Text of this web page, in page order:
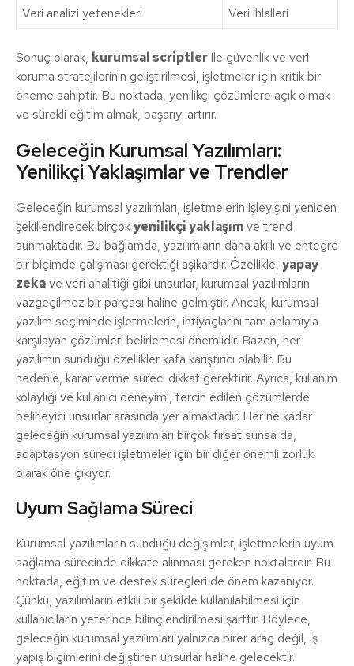
Veri analizi yetenekleri
Veri ihlalleri
Sonuç olarak, kurumsal scriptlerile güvenlik ve veri
koruma stratejilerinin geliştirilmesi, işletmeler için kritik bir
öneme sahiptir. Bu noktada, yenilikçi çözümlere açık olmak
ve sürekli eğitim almak, başarıyı artırır.
Geleceğin Kurumsal Yazılımları:
Yenilikçi Yaklaşımlar ve Trendler
Geleceğin kurumsal yazılımları, işletmelerin işleyişini yeniden
şekillendirecek birçokyenilikçi yaklaşımve trend
sunmaktadır. Bu bağlamda, yazılımların daha akıllı ve entegre
bir biçimde çalışması gerektiği aşikardır. Özellikle, yapay
zekave veri analitiği gibi unsurlar, kurumsal yazılımların
vazgeçilmez bir parçası haline gelmiştir. Ancak, kurumsal
yazılım seçiminde işletmelerin, ihtiyaçlarını tam anlamıyla
karşılayan çözümleri belirlemesi önemlidir. Bazen, her
yazılımın sunduğu özellikler kafa karıştırıcı olabilir. Bu
nedenle, karar verme süreci dikkat gerektirir. Ayrıca, kullanım
kolaylığı ve kullanıcı deneyimi, tercih edilen çözümlerde
belirleyici unsurlar arasında yer almaktadır. Her ne kadar
geleceğin kurumsal yazılımları birçok fırsat sunsa da,
adaptasyon süreci işletmeler için bir diğer önemli zorluk
olarak öne çıkıyor.
Uyum Sağlama Süreci
Kurumsal yazılımların sunduğu değişimler, işletmelerin uyum
sağlama sürecinde dikkate alınması gereken noktalardır. Bu
noktada, eğitim ve destek süreçleri de önem kazanıyor.
Çünkü, yazılımların etkili bir şekilde kullanılabilmesi için
kullanıcıların yeterince bilinçlendirilmesi şarttır. Böylece,
geleceğin kurumsal yazılımları yalnızca birer araç değil, iş
yapış biçimlerini değiştiren unsurlar haline gelecektir.